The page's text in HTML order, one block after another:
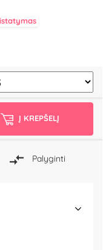
Į KREPŠELĮ
Palyginti